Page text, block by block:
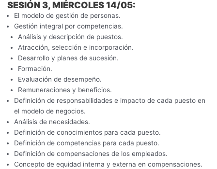
SESIÓN 3, MIÉRCOLES 14/05:
El modelo de gestión de personas.
Gestión integral por competencias.
Análisis y descripción de puestos.
Atracción, selección e incorporación.
Desarrollo y planes de sucesión.
Formación.
Evaluación de desempeño.
Remuneraciones y beneficios.
Definición de responsabilidades e impacto de cada puesto en
el modelo de negocios.
Análisis de necesidades.
Definición de conocimientos para cada puesto.
Definición de competencias para cada puesto.
Definición de compensaciones de los empleados.
Concepto de equidad interna y externa en compensaciones.